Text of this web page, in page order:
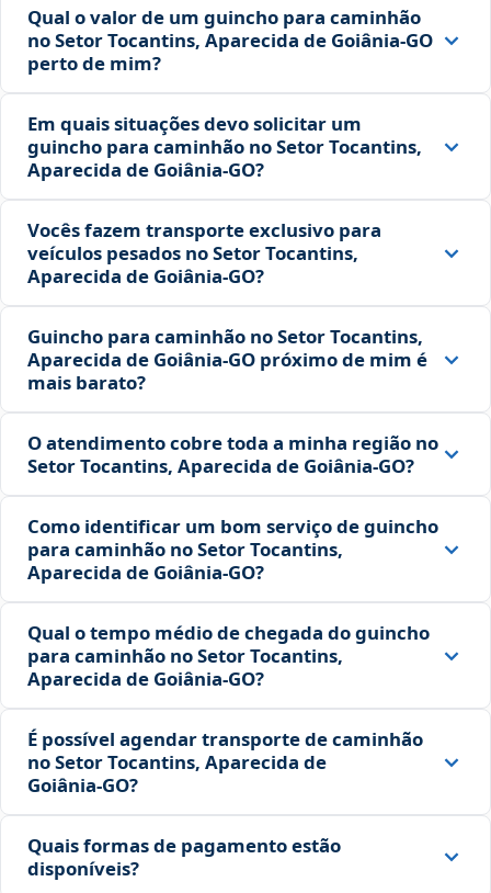
Qual o valor de um guincho para caminhão
no Setor Tocantins, Aparecida de Goiânia‑GO
perto de mim?
Em quais situações devo solicitar um
guincho para caminhão no Setor Tocantins,
Aparecida de Goiânia‑GO?
Vocês fazem transporte exclusivo para
veículos pesados no Setor Tocantins,
Aparecida de Goiânia‑GO?
Guincho para caminhão no Setor Tocantins,
Aparecida de Goiânia‑GO próximo de mim é
mais barato?
O atendimento cobre toda a minha região no
Setor Tocantins, Aparecida de Goiânia‑GO?
Como identificar um bom serviço de guincho
para caminhão no Setor Tocantins,
Aparecida de Goiânia‑GO?
Qual o tempo médio de chegada do guincho
para caminhão no Setor Tocantins,
Aparecida de Goiânia‑GO?
É possível agendar transporte de caminhão
no Setor Tocantins, Aparecida de
Goiânia‑GO?
Quais formas de pagamento estão
disponíveis?